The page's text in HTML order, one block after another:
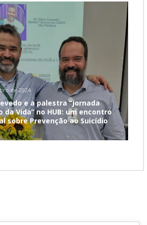
de 2024
e a palestra “Jornada
da Vida” no HUB: um encontro
sobre Prevenção ao Suicídio